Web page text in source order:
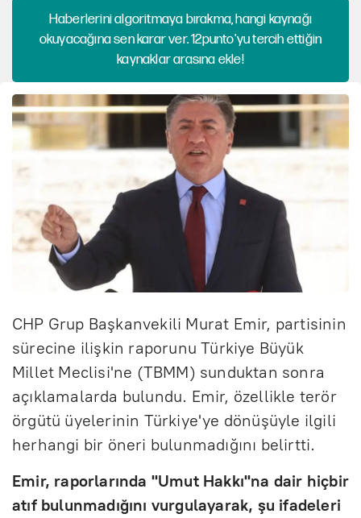
Haberlerini algoritmaya bırakma, hangi kaynağı
okuyacağına sen karar ver. 12punto'yu tercih ettiğin
kaynaklar arasına ekle!
CHP Grup Başkanvekili Murat Emir, partisinin
sürecine ilişkin raporunu Türkiye Büyük
Millet Meclisi'ne (TBMM) sunduktan sonra
açıklamalarda bulundu. Emir, özellikle terör
örgütü üyelerinin Türkiye'ye dönüşüyle ilgili
herhangi bir öneri bulunmadığını belirtti.
Emir, raporlarında "Umut Hakkı"na dair hiçbir
atıf bulunmadığını vurgulayarak, şu ifadeleri